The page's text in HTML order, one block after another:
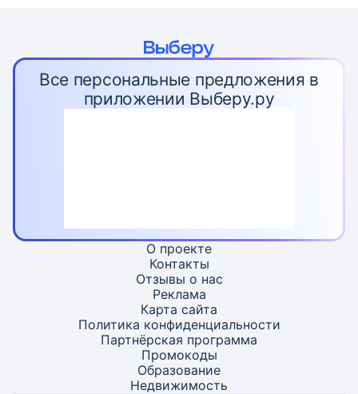
Все персональные предложения в
приложении Выберу.ру
О проекте
Контакты
Отзывы о нас
Реклама
Карта сайта
Политика конфиденциальности
Партнёрская программа
Промокоды
Образование
Недвижимость